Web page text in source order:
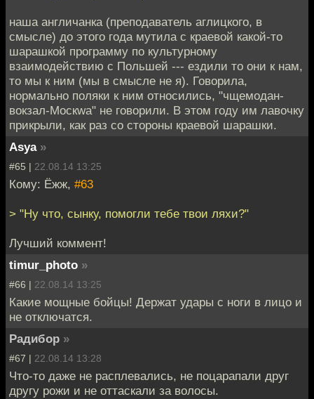
наша англичанка (преподаватель аглицкого, в
смысле) до этого года мутила с краевой какой-то
шарашкой программу по культурному
взаимодействию с Польшей --- ездили то они к нам,
то мы к ним (мы в смысле не я). Говорила,
нормально поляки к ним относились, "чщемодан-
вокзал-Москwа" не говорили. В этом году им лавочку
прикрыли, как раз со стороны краевой шарашки.
Asya »
#65 | 22.08.14 13:25
Кому: Ёжж, #63
> "Ну что, сынку, помогли тебе твои ляхи?"
Лучший коммент!
timur_photo »
#66 | 22.08.14 13:25
Какие мощные бойцы! Держат удары с ноги в лицо и
не отключатся.
Радибор »
#67 | 22.08.14 13:28
Что-то даже не расплевались, не поцарапали друг
другу рожи и не оттаскали за волосы.